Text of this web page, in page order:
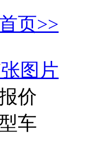
页>>
张图片
价
车